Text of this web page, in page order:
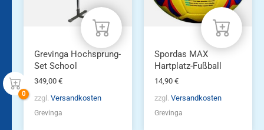
Grevinga Hochsprung-
Set School
349,00 €
zzgl. Versandkosten
Grevinga
Spordas MAX
Hartplatz-Fußball
14,90 €
zzgl. Versandkosten
Grevinga